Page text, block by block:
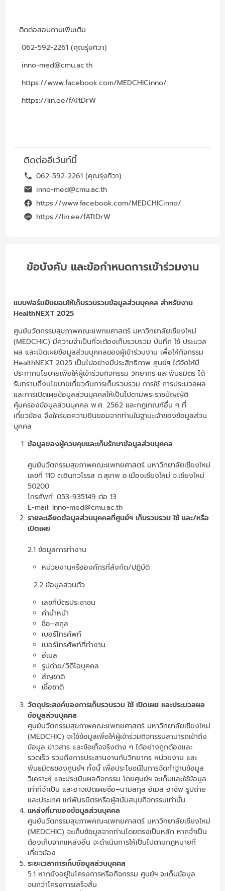
ติดต่อสอบถามเพิ่มเติม
062-592-2261 (คุณรุ่งทิวา)
inno-med@cmu.ac.th
https://www.facebook.com/MEDCHICinno/
https://lin.ee/fATtDrW
ติดต่ออีเว้นท์นี้
062-592-2261 (คุณรุ่งทิวา)
inno-med@cmu.ac.th
https://www.facebook.com/MEDCHICinno/
https://lin.ee/fATtDrW
ข้อบังคับ และข้อกำหนดการเข้าร่วมงาน
แบบฟอร์มยินยอมให้เก็บรวบรวมข้อมูลส่วนบุคคล สำหรับงาน
HealthNEXT 2025
ศูนย์นวัตกรรมสุขภาพคณะแพทยศาสตร์ มหาวิทยาลัยเชียงใหม่
(MEDCHIC) มีความจำเป็นที่จะต้องเก็บรวบรวม บันทึก ใช้ ประมวล
ผล และเปิดเผยข้อมูลส่วนบุคคลของผู้เข้าร่วมงาน เพื่อให้กิจกรรม
HealthNEXT 2025 เป็นไปอย่างมีประสิทธิภาพ ศูนย์ฯ ได้จัดให้มี
ประกาศนโยบายเพื่อให้ผู้เข้าร่วมกิจกรรม วิทยากร และพันธมิตร ได้
รับทราบถึงนโยบายเกี่ยวกับการเก็บรวบรวม การใช้ การประมวลผล
และการเปิดเผยข้อมูลส่วนบุคคลให้เป็นไปตามพระราชบัญญัติ
คุ้มครองข้อมูลส่วนบุคคล พ.ศ. 2562 และกฎเกณฑ์อื่น ๆ ที่
เกี่ยวข้อง จึงใคร่ขอความยินยอมจากท่านในฐานะเจ้าของข้อมูลส่วน
บุคคล
ข้อมูลของผู้ควบคุมและเก็บรักษาข้อมูลส่วนบุคคล
ศูนย์นวัตกรรมสุขภาพคณะแพทยศาสตร์ มหาวิทยาลัยเชียงใหม่
เลขที่ 110 ต.อินทวโรรส ต.สุเทพ อ.เมืองเชียงใหม่ จ.เชียงใหม่
50200
โทรศัพท์: 053-935149 ต่อ 13
E-mail: Inno-med@cmu.ac.th
รายละเอียดข้อมูลส่วนบุคคลที่ศูนย์ฯ เก็บรวบรวม ใช้ และ/หรือ
เปิดเผย
2.1 ข้อมูลการทำงาน
หน่วยงานหรือองค์กรที่สังกัด/ปฏิบัติ
2.2 ข้อมูลส่วนตัว
เลขที่บัตรประชาชน
คำนำหน้า
ชื่อ–สกุล
เบอร์โทรศัพท์
เบอร์โทรศัพท์ที่ทำงาน
อีเมล
รูปถ่าย/วิดีโอบุคคล
สัญชาติ
เชื้อชาติ
วัตถุประสงค์ของการเก็บรวบรวม ใช้ เปิดเผย และประมวลผล
ข้อมูลส่วนบุคคล
ศูนย์นวัตกรรมสุขภาพคณะแพทยศาสตร์ มหาวิทยาลัยเชียงใหม่
(MEDCHIC) จะใช้ข้อมูลเพื่อให้ผู้เข้าร่วมกิจกรรมสามารถเข้าถึง
ข้อมูล ข่าวสาร และข้อเท็จจริงต่าง ๆ ได้อย่างถูกต้องและ
รวดเร็ว รวมถึงการประสานงานกับวิทยากร หน่วยงาน และ
พันธมิตรของศูนย์ฯ ทั้งนี้ เพื่อประโยชน์ในการจัดทำฐานข้อมูล
วิเคราะห์ และประเมินผลกิจกรรม โดยศูนย์ฯ จะเก็บและใช้ข้อมูล
เท่าที่จำเป็น และอาจเปิดเผยชื่อ–นามสกุล อีเมล อาชีพ รูปถ่าย
และประเทศ แก่พันธมิตรหรือผู้สนับสนุนกิจกรรมเท่านั้น
แหล่งที่มาของข้อมูลส่วนบุคคล
ศูนย์นวัตกรรมสุขภาพคณะแพทยศาสตร์ มหาวิทยาลัยเชียงใหม่
(MEDCHIC) จะเก็บข้อมูลจากท่านโดยตรงเป็นหลัก หากจำเป็น
ต้องเก็บจากแหล่งอื่น จะดำเนินการให้เป็นไปตามกฎหมายที่
เกี่ยวข้อง
ระยะเวลาการเก็บข้อมูลส่วนบุคคล
5.1 หากยังอยู่ในโครงการหรือกิจกรรม ศูนย์ฯ จะเก็บข้อมูล
จนกว่าโครงการเสร็จสิ้น